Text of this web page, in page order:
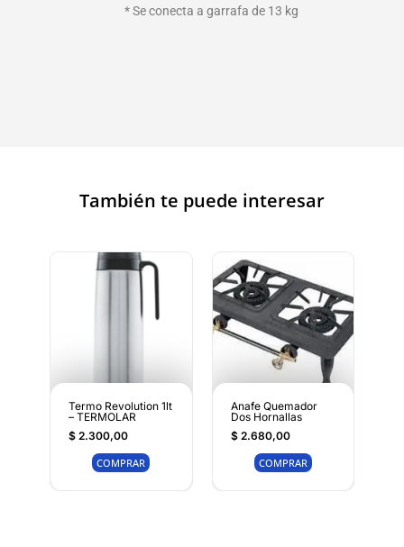
* Se conecta a garrafa de 13 kg
También te puede interesar
Termo Revolution 1lt
– TERMOLAR
$2.300,00
COMPRAR
Anafe Quemador
Dos Hornallas
$2.680,00
COMPRAR